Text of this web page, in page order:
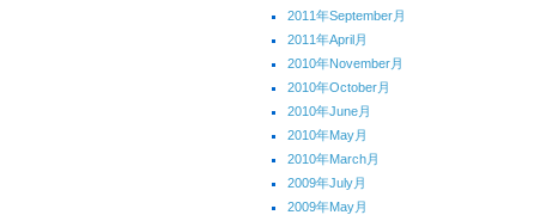
2011年September月
2011年April月
2010年November月
2010年October月
2010年June月
2010年May月
2010年March月
2009年July月
2009年May月